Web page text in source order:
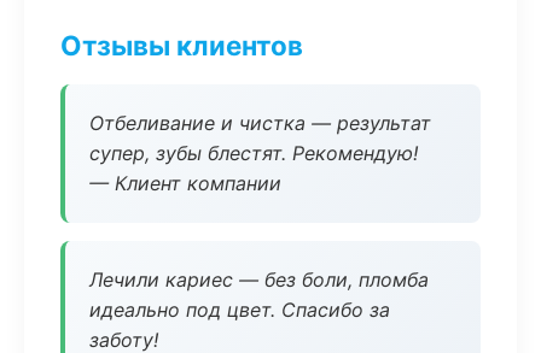
Отзывы клиентов
Отбеливание и чистка — результат
супер, зубы блестят. Рекомендую!
— Клиент компании
Лечили кариес — без боли, пломба
идеально под цвет. Спасибо за
заботу!